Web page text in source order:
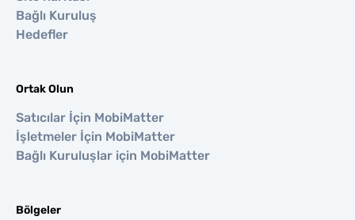
Bağlı Kuruluş
Hedefler
Ortak Olun
Satıcılar İçin MobiMatter
İşletmeler İçin MobiMatter
Bağlı Kuruluşlar için MobiMatter
Bölgeler